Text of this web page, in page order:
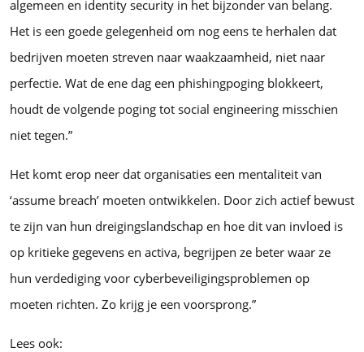
algemeen en identity security in het bijzonder van belang.
Het is een goede gelegenheid om nog eens te herhalen dat
bedrijven moeten streven naar waakzaamheid, niet naar
perfectie. Wat de ene dag een phishingpoging blokkeert,
houdt de volgende poging tot social engineering misschien
niet tegen.”
Het komt erop neer dat organisaties een mentaliteit van
‘assume breach’ moeten ontwikkelen. Door zich actief bewust
te zijn van hun dreigingslandschap en hoe dit van invloed is
op kritieke gegevens en activa, begrijpen ze beter waar ze
hun verdediging voor cyberbeveiligingsproblemen op
moeten richten. Zo krijg je een voorsprong.”
Lees ook: